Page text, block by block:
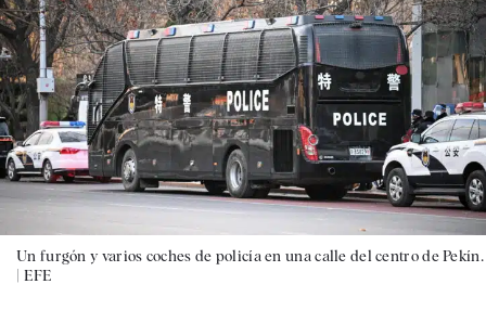
Un furgón y varios coches de policía en una calle del centro de Pekín.
| EFE